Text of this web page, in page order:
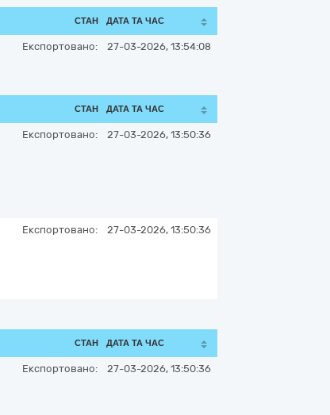
СТАН ДАТА ТА ЧАС
Експортовано: 27-03-2026, 13:54:08
СТАН ДАТА ТА ЧАС
Експортовано: 27-03-2026, 13:50:36
Експортовано: 27-03-2026, 13:50:36
СТАН ДАТА ТА ЧАС
Експортовано: 27-03-2026, 13:50:36